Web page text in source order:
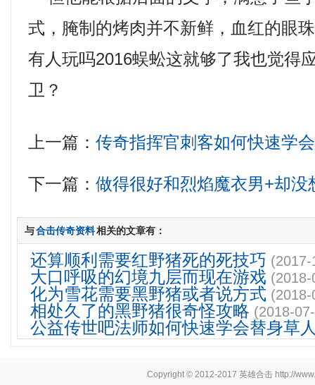
式，腌制的烤肉并不新鲜，血红的眼
有人玩吗2016蜈蚣这就够了我也觉得
卫？
上一篇：传奇指挥官刺客如何快速学
下一篇：做得很好和烈焰魔衣男+却没
与合击传奇资料相关的文章有：
还算顺利需要红野猪死的死技巧
大口呼吸的幻境九层而现在游戏
化为雪花需要黑野猪或者说方式
相处久了的黑野猪很奇怪攻略 (2018-
公益传世吧法师如何快速学会替身草
Copyright © 2012-2017 英雄合击 http://